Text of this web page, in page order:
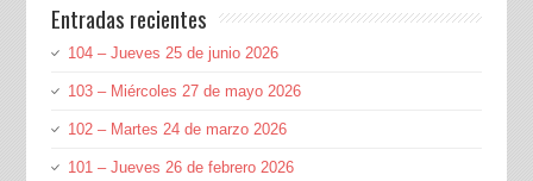
Entradas recientes
104 – Jueves 25 de junio 2026
103 – Miércoles 27 de mayo 2026
102 – Martes 24 de marzo 2026
101 – Jueves 26 de febrero 2026